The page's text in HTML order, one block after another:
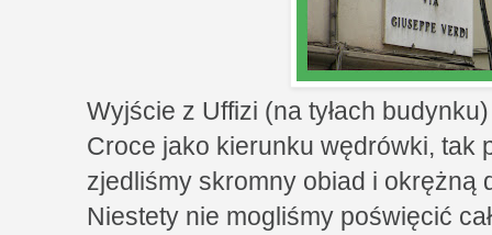
Wyjście z Uffizi (na tyłach
Croce jako kierunku wędrówki, tak
zjedliśmy skromny obiad i okrężną
Niestety nie mogliśmy poświęcić